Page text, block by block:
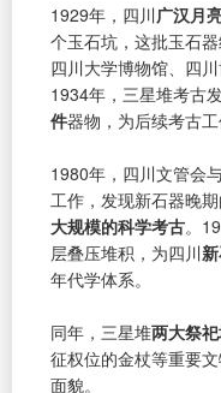
1929年，四川广汉月
个玉石坑，这批玉石
四川大学博物馆、四
1934年，三星堆考古
件器物，为后续考古工
1980年，四川文管会
工作，发现新石器晚
大规模的科学考古。
层叠压堆积，为四川
年代学体系。
同年，三星堆两大祭
征权位的金杖等重要
面貌。